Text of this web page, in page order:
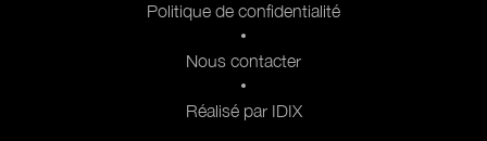
Politique de confidentialité
Nous contacter
Réalisé par IDIX